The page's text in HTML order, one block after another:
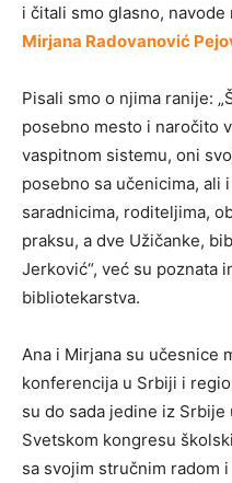
i čitali smo glasno,
Mirjana Radovanović
Pisali smo o njima ranije:
posebno mesto i naročito
vaspitnom sistemu, oni
posebno sa učenicima, ali
saradnicima, roditeljima,
praksu, a dve Užičanke,
Jerković“, već su poznata
bibliotekarstva.
Ana i Mirjana su učesnice
konferencija u Srbiji i
su do sada jedine iz
Svetskom kongresu
sa svojim stručnim radom